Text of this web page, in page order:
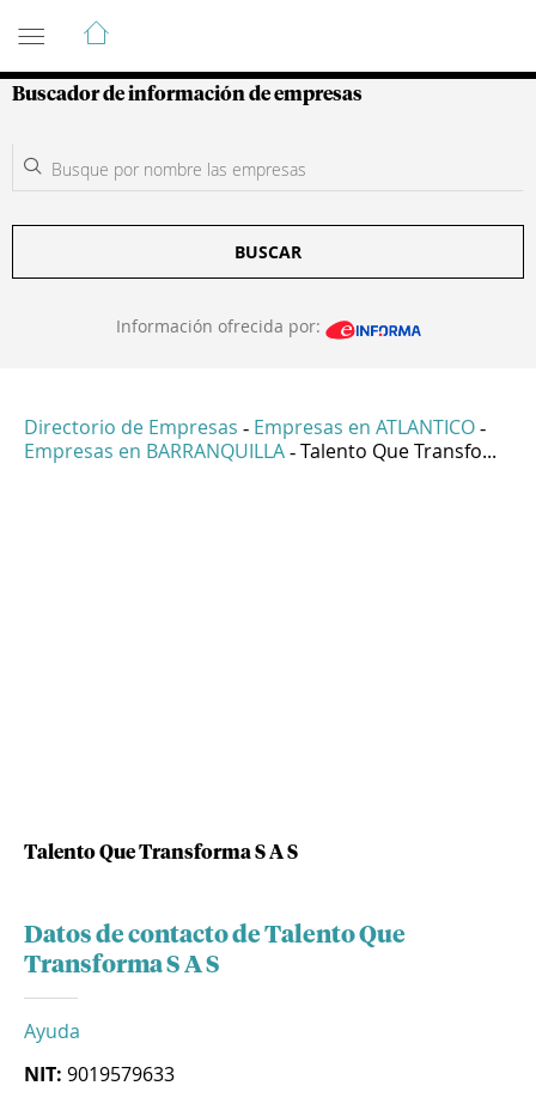
Guía de Empresas Colombianas
Buscador de información de empresas
BUSCAR
Información ofrecida por:
Directorio de Empresas - Empresas en ATLANTICO -
Empresas en BARRANQUILLA - Talento Que Transfo...
Talento Que Transforma S A S
Datos de contacto de Talento Que
Transforma S A S
Ayuda
NIT: 9019579633